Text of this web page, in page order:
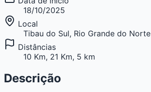
18/10/2025
Local
Tibau do Sul, Rio Grande do Norte
Distâncias
10 Km, 21 Km, 5 km
Descrição